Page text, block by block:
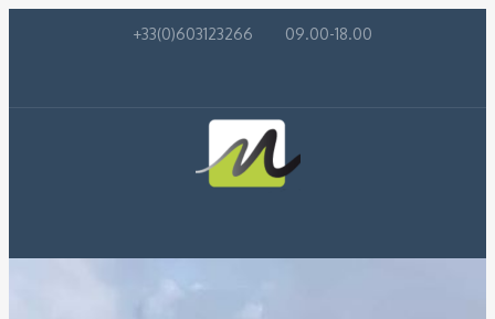
+33(0)603123266 09.00-18.00